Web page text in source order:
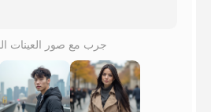
شاهد جميع
جرب مع صور العينات